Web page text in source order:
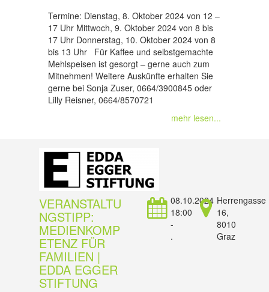
Termine: Dienstag, 8. Oktober 2024 von 12 –
17 Uhr Mittwoch, 9. Oktober 2024 von 8 bis
17 Uhr Donnerstag, 10. Oktober 2024 von 8
bis 13 Uhr Für Kaffee und selbstgemachte
Mehlspeisen ist gesorgt – gerne auch zum
Mitnehmen! Weitere Auskünfte erhalten Sie
gerne bei Sonja Zuser, 0664/3900845 oder
Lilly Reisner, 0664/8570721
mehr lesen...
VERANSTALTU
NGSTIPP:
MEDIENKOMP
ETENZ FÜR
FAMILIEN |
EDDA EGGER
STIFTUNG
08.10.2024
18:00
-
.
Herrengasse
16,
8010
Graz